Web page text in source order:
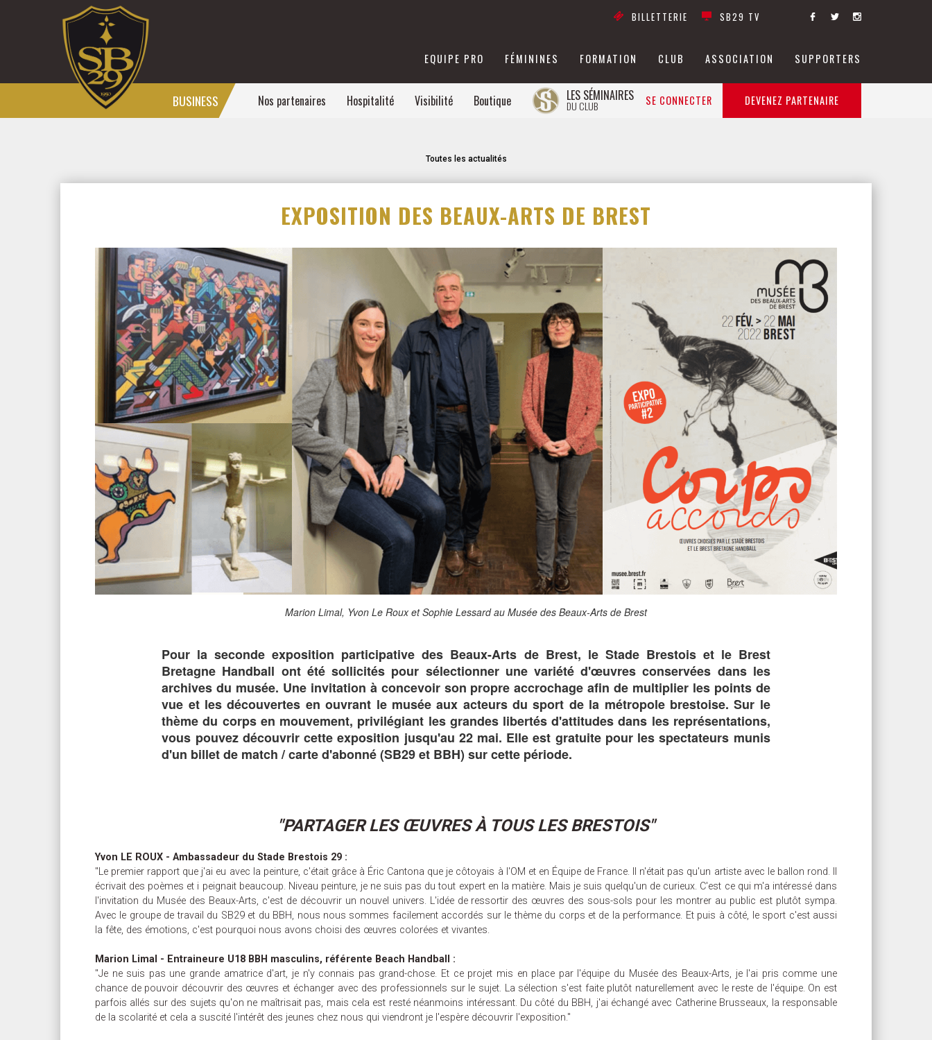
BILLETTERIE SB29 TV
EQUIPE PRO FÉMININES FORMATION CLUB ASSOCIATION SUPPORTERS
BUSINESS Nos partenaires Hospitalité Visibilité Boutique LES SÉMINAIRES
DU CLUB SE CONNECTER DEVENEZ PARTENAIRE
Toutes les actualités
EXPOSITION DES BEAUX-ARTS DE BREST
Marion Limal, Yvon Le Roux et Sophie Lessard au Musée des Beaux-Arts de Brest
Pour la seconde exposition participative des Beaux-Arts de Brest, le Stade Brestois et le Brest
Bretagne Handball ont été sollicités pour sélectionner une variété d'œuvres conservées dans les
archives du musée. Une invitation à concevoir son propre accrochage afin de multiplier les points de
vue et les découvertes en ouvrant le musée aux acteurs du sport de la métropole brestoise. Sur le
thème du corps en mouvement, privilégiant les grandes libertés d'attitudes dans les représentations,
vous pouvez découvrir cette exposition jusqu'au 22 mai. Elle est gratuite pour les spectateurs munis
d'un billet de match / carte d'abonné (SB29 et BBH) sur cette période.
"PARTAGER LES ŒUVRES À TOUS LES BRESTOIS"
Yvon LE ROUX - Ambassadeur du Stade Brestois 29 :
"Le premier rapport que j'ai eu avec la peinture, c'était grâce à Éric Cantona que je côtoyais à l'OM et en Équipe de France. Il n'était pas qu'un artiste avec le ballon rond. Il
écrivait des poèmes et i peignait beaucoup. Niveau peinture, je ne suis pas du tout expert en la matière. Mais je suis quelqu'un de curieux. C'est ce qui m'a intéressé dans
l'invitation du Musée des Beaux-Arts, c'est de découvrir un nouvel univers. L'idée de ressortir des œuvres des sous-sols pour les montrer au public est plutôt sympa.
Avec le groupe de travail du SB29 et du BBH, nous nous sommes facilement accordés sur le thème du corps et de la performance. Et puis à côté, le sport c'est aussi
la fête, des émotions, c'est pourquoi nous avons choisi des œuvres colorées et vivantes.
Marion Limal - Entraineure U18 BBH masculins, référente Beach Handball :
"Je ne suis pas une grande amatrice d'art, je n'y connais pas grand-chose. Et ce projet mis en place par l'équipe du Musée des Beaux-Arts, je l'ai pris comme une
chance de pouvoir découvrir des œuvres et échanger avec des professionnels sur le sujet. La sélection s'est faite plutôt naturellement avec le reste de l'équipe. On est
parfois allés sur des sujets qu'on ne maîtrisait pas, mais cela est resté néanmoins intéressant. Du côté du BBH, j'ai échangé avec Catherine Brusseaux, la responsable
de la scolarité et cela a suscité l'intérêt des jeunes chez nous qui viendront je l'espère découvrir l'exposition."